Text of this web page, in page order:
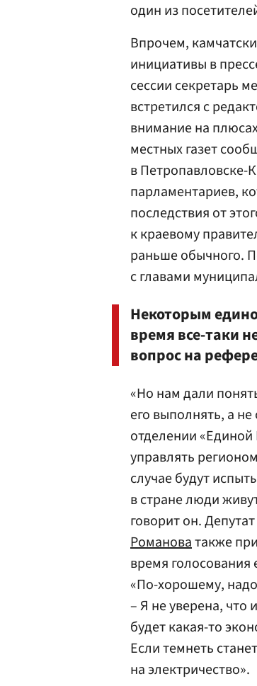
один из
Впрочем,
инициативы в
сессии секретарь
встретился с
внимание на
местных газет
в Петропавловске-
парламентариев,
последствия от
к краевому
раньше обычного.
с главами
Некоторым
время все-таки
вопрос на
«Но нам дали
его выполнять, а
отделении
управлять
случае будут
в стране люди
говорит он.
Романоватакже
время
«По-хорошему,
– Я не уверена, что
будет какая-то
Если темнеть
на электричество».